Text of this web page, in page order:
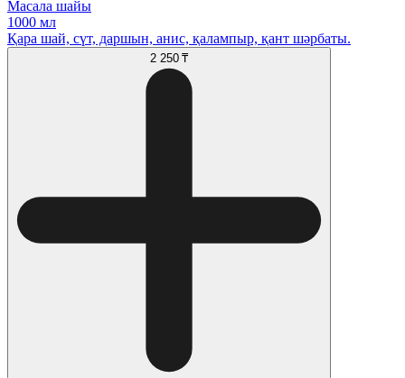
Масала шайы
1000 мл
Қара шай, сүт, даршын, анис, қалампыр, қант шәрбаты.
2 250 ₸